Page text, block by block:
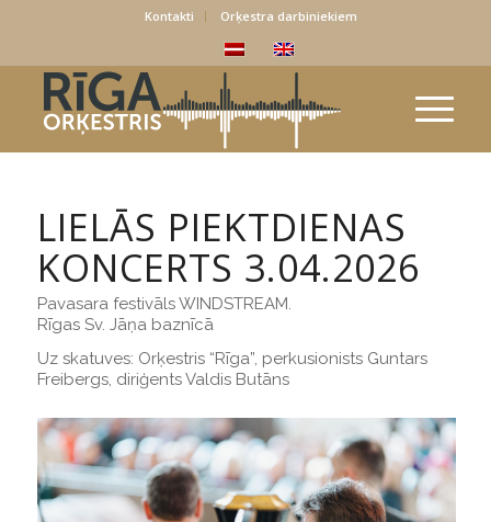
Kontakti Orķestra darbiniekiem
LIELĀS PIEKTDIENAS
KONCERTS 3.04.2026
Pavasara festivāls WINDSTREAM.
Rīgas Sv. Jāņa baznīcā
Uz skatuves: Orķestris “Rīga”, perkusionists Guntars
Freibergs, diriģents Valdis Butāns